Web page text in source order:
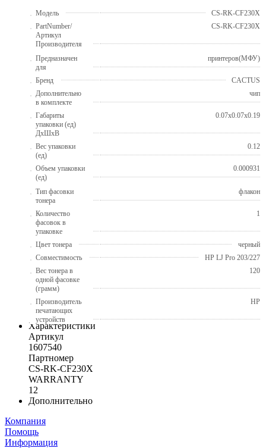
Модель
CS-RK-CF230X
PartNumber/
Артикул
Производителя
CS-RK-CF230X
Предназначен
для
принтеров(МФУ)
Бренд
CACTUS
Дополнительно
в комплекте
чип
Габариты
упаковки (ед)
ДхШхВ
0.07x0.07x0.19
Вес упаковки
(ед)
0.12
Объем упаковки
(ед)
0.000931
Тип фасовки
тонера
флакон
Количество
фасовок в
упаковке
1
Цвет тонера
черный
Совместимость
HP LJ Pro 203/227
Вес тонера в
одной фасовке
(грамм)
120
Производитель
печатающих
устройств
HP
Характеристики
Артикул
1607540
Партномер
CS-RK-CF230X
WARRANTY
12
Дополнительно
Компания
Помощь
Информация